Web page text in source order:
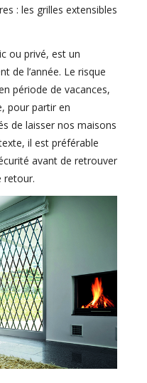
: les grilles extensibles
ou privé, est un
de l’année. Le risque
période de vacances,
pour partir en
de laisser nos maisons
il est préférable
avant de retrouver
retour.